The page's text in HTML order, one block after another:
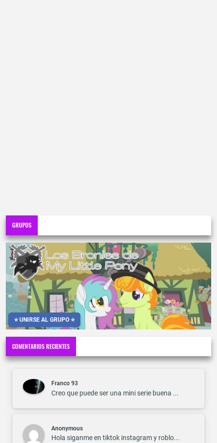
GRUPOS
⭐ UNIRSE AL GRUPO ⭐
COMENTARIOS RECIENTES
Franco 93
Creo que puede ser una mini serie buena ...
Anonymous
Hola siganme en tiktok instagram y roblo...